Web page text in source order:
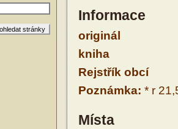
Informace
originál
kniha
Rejstřík obcí
Poznámka: * r
Místa